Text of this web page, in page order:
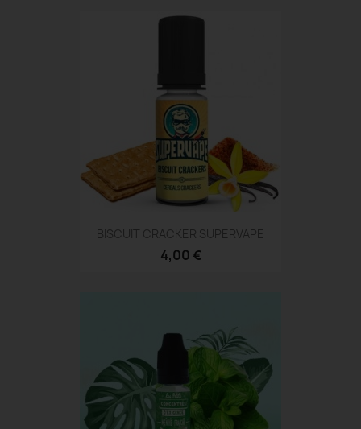
BISCUIT CRACKER SUPERVAPE
4,00 €